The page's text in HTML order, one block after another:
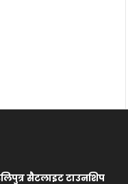
सैटलाइट टाउनशिप